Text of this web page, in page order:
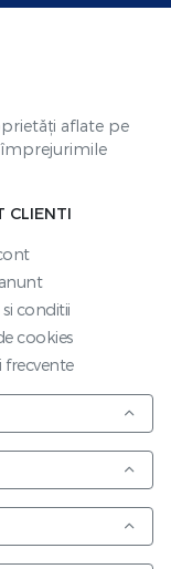
aflate pe
împrejurimile
CLIENTI
conditii
cookies
frecvente